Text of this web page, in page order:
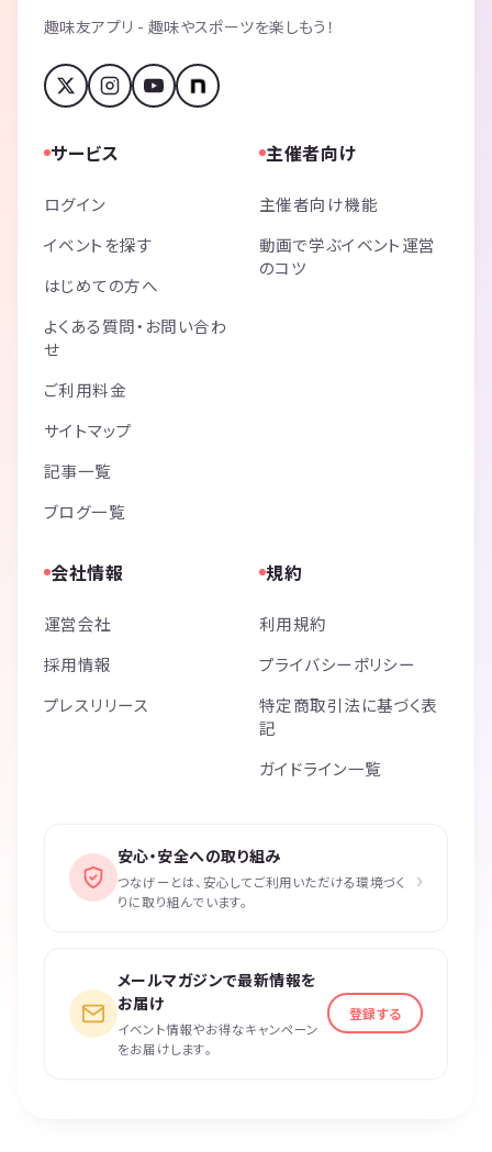
趣味友アプリ - 趣味やスポーツを楽しもう！
サービス
ログイン
イベントを探す
はじめての方へ
よくある質問・お問い合わ
せ
ご利用料金
サイトマップ
記事一覧
ブログ一覧
主催者向け
主催者向け機能
動画で学ぶイベント運営
のコツ
会社情報
運営会社
採用情報
プレスリリース
規約
利用規約
プライバシーポリシー
特定商取引法に基づく表
記
ガイドライン一覧
安心・安全への取り組み
つなげーとは、安心してご利用いただける環境づく
りに取り組んでいます。
›
メールマガジンで最新情報を
お届け
イベント情報やお得なキャンペーン
をお届けします。
登録する